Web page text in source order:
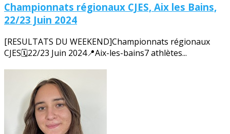
Championnats régionaux CJES, Aix les Bains,
22/23 Juin 2024
[RESULTATS DU WEEKEND]Championnats régionaux
CJES🗓️22/23 Juin 2024📍Aix-les-bains7 athlètes...